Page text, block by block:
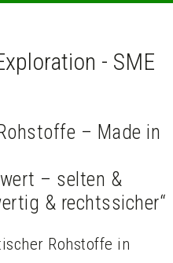
- SME
– Made in
– selten &
& rechtssicher“
Rohstoffe in